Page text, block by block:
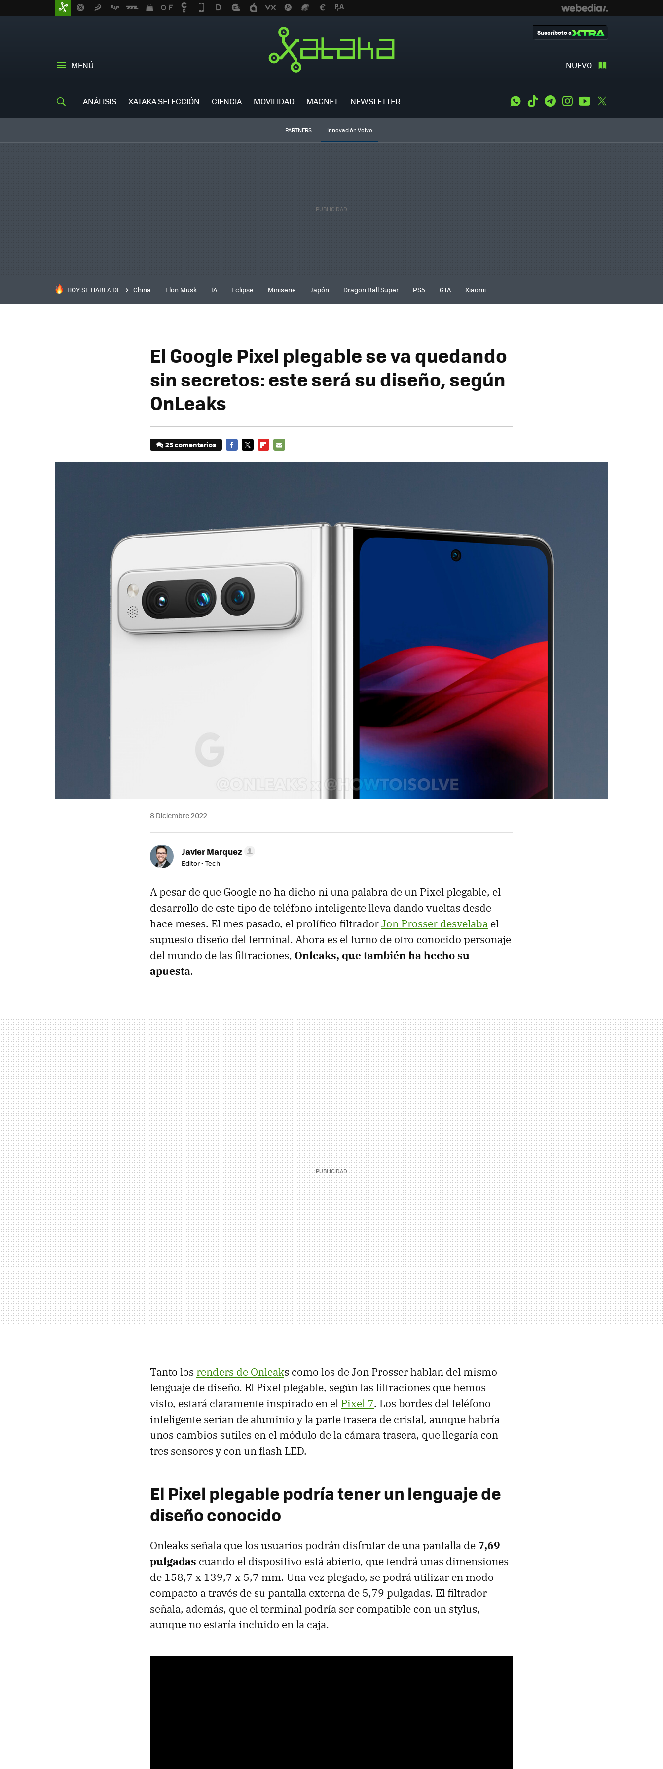
MENÚ NUEVO
Suscríbete a
ANÁLISIS XATAKA SELECCIÓN CIENCIA MOVILIDAD MAGNET NEWSLETTER WhatsApp
Tiktok TelegramInstagramYoutube
PARTNERS Innovación Volvo
HOY SE HABLA DE China Elon Musk IA Eclipse Miniserie Japón Dragon Ball Super PS5 GTA Xiaomi
El Google Pixel plegable se va quedando
sin secretos: este será su diseño, según
OnLeaks
25 comentarios
8 Diciembre 2022
Javier Marquez
Editor - Tech
A pesar de que Google no ha dicho ni una palabra de un Pixel plegable, el
desarrollo de este tipo de teléfono inteligente lleva dando vueltas desde
hace meses. El mes pasado, el prolífico filtradorJon Prosser desvelaba el
supuesto diseño del terminal. Ahora es el turno de otro conocido personaje
del mundo de las filtraciones, Onleaks, que también ha hecho su
apuesta.
Tanto los renders de Onleaks como los de Jon Prosser hablan del mismo
lenguaje de diseño. El Pixel plegable, según las filtraciones que hemos
visto, estará claramente inspirado en el Pixel 7. Los bordes del teléfono
inteligente serían de aluminio y la parte trasera de cristal, aunque habría
unos cambios sutiles en el módulo de la cámara trasera, que llegaría con
tres sensores y con un flash LED.
El Pixel plegable podría tener un lenguaje de
diseño conocido
Onleaks señala que los usuarios podrán disfrutar de una pantalla de 7,69
pulgadas cuando el dispositivo está abierto, que tendrá unas dimensiones
de 158,7 x 139,7 x 5,7 mm. Una vez plegado, se podrá utilizar en modo
compacto a través de su pantalla externa de 5,79 pulgadas. El filtrador
señala, además, que el terminal podría ser compatible con un stylus,
aunque no estaría incluido en la caja.